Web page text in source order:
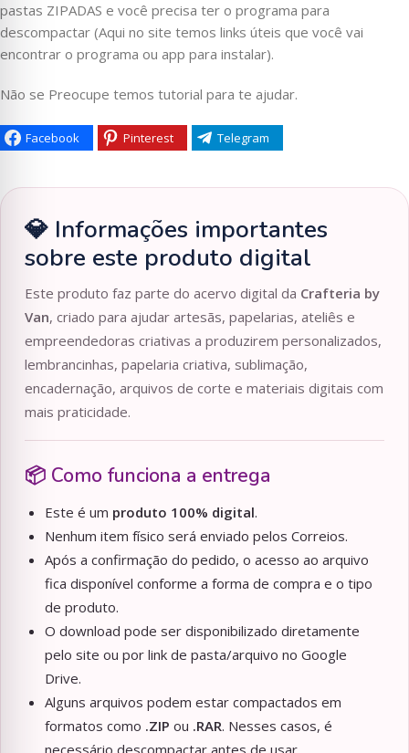
pastas ZIPADAS e você precisa ter o programa para
descompactar (Aqui no site temos links úteis que você vai
encontrar o programa ou app para instalar).
Não se Preocupe temos tutorial para te ajudar.
Facebook Pinterest Telegram
💎 Informações importantes
sobre este produto digital
Este produto faz parte do acervo digital da Crafteria by
Van, criado para ajudar artesãs, papelarias, ateliês e
empreendedoras criativas a produzirem personalizados,
lembrancinhas, papelaria criativa, sublimação,
encadernação, arquivos de corte e materiais digitais com
mais praticidade.
📦 Como funciona a entrega
Este é um produto 100% digital.
Nenhum item físico será enviado pelos Correios.
Após a confirmação do pedido, o acesso ao arquivo
fica disponível conforme a forma de compra e o tipo
de produto.
O download pode ser disponibilizado diretamente
pelo site ou por link de pasta/arquivo no Google
Drive.
Alguns arquivos podem estar compactados em
formatos como .ZIP ou .RAR. Nesses casos, é